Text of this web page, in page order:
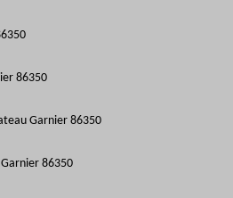
86350
Garnier 86350
86350